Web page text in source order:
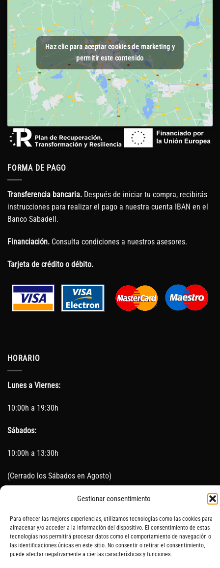
Gestionar consentimiento
Para ofrecer las mejores experiencias, utilizamos tecnologías como las cookies para
almacenar y/o acceder a la información del dispositivo. El consentimiento de estas
tecnologías nos permitirá procesar datos como el comportamiento de navegación o
las identificaciones únicas en este sitio. No consentir o retirar el consentimiento,
puede afectar negativamente a ciertas características y funciones.
Haz clic para aceptar cookies de marketing y
permitir este contenido
FORMA DE PAGO
Transferencia bancaria. Después de iniciar tu compra, recibirás
instrucciones para realizar el pago a nuestra cuenta IBAN en el
Banco Sabadell.
Financiación. Consulta condiciones a nuestros asesores.
Tarjeta de crédito o débito.
HORARIO
Lunes a Viernes:
10:00h a 19:30h
Sábados:
10:00h a 13:30h
(Cerrado los Sábados en Agosto)
Sin servicio de taller del 15 de Agosto al 5 de septiembre
SOBRE NOSOTROS CONTACTO AVISO LEGAL BLOG